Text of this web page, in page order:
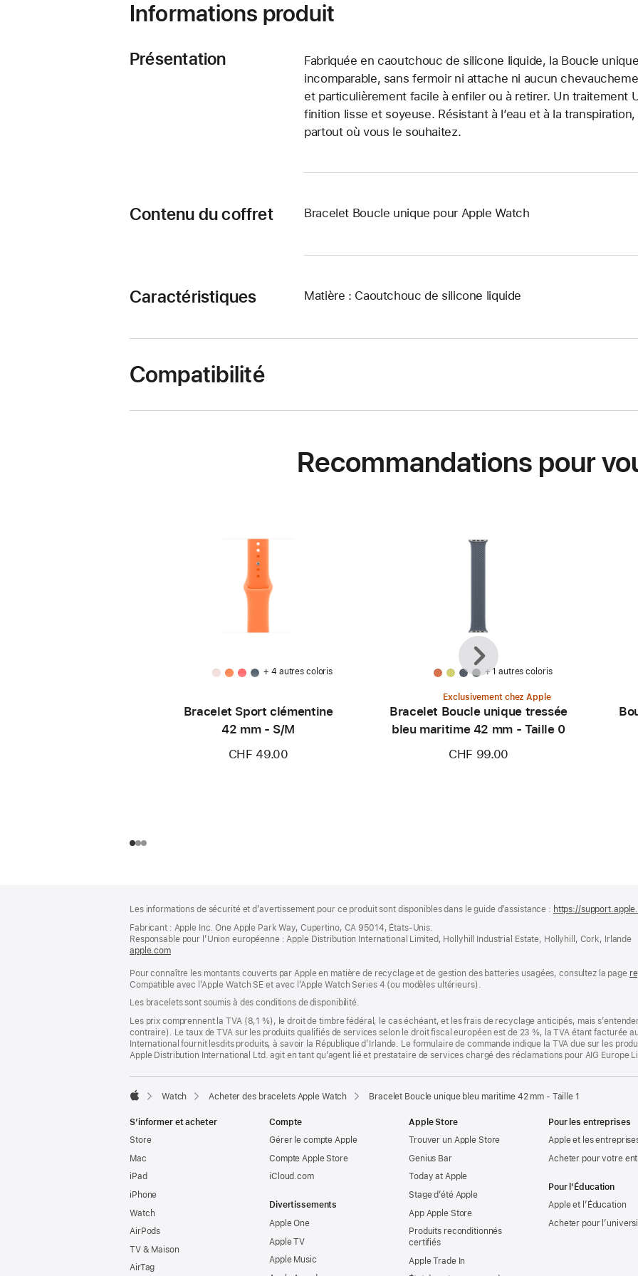
Informations produit
Présentation
Fabriquée en caoutchouc de silicone liquide, la Boucle
incomparable, sans fermoir ni attache ni aucun
et particulièrement facile à enfiler ou à retirer. Un traitement
finition lisse et soyeuse. Résistant à l’eau et à la
partout où vous le souhaitez.
Contenu du coffret Bracelet Boucle unique pour Apple Watch
Caractéristiques Matière : Caoutchouc de silicone liquide
Compatibilité
Recommandations pour
+ 4 autres coloris
Bracelet Sport clémentine
42 mm - S/M
CHF 49.00
+ 1 autres coloris
Exclusivement chez Apple
Bracelet Boucle unique tressée
bleu maritime 42 mm - Taille 0
CHF 99.00
Précédent
Suivant
de
page
de
bas
de
page
Les informations de sécurité et d’avertissement pour ce produit sont disponibles dans le guide d’assistance : https://
Fabricant : Apple Inc. One Apple Park Way, Cupertino, CA 95014, États-Unis.
Responsable pour l’Union européenne : Apple Distribution International Limited, Hollyhill Industrial Estate, Hollyhill, Cork, Irlande
apple.com(s’ouvre
une
nouvelle
Pour connaître les montants couverts par Apple en matière de recyclage et de gestion des batteries usagées, consultez la page
Compatible avec l’Apple Watch SE et avec l’Apple Watch Series 4 (ou modèles ultérieurs).
Les bracelets sont soumis à des conditions de disponibilité.
Les prix comprennent la TVA (8,1 %), le droit de timbre fédéral, le cas échéant, et les frais de recyclage anticipés, mais
contraire). Le taux de TVA sur les produits qualifiés de services selon le droit fiscal européen est de 23 %, la TVA étant facturée
International fournit lesdits produits, à savoir la République d’Irlande. Le formulaire de commande indique la TVA due sur les
Apple Distribution International Ltd. agit en tant qu’agent lié et prestataire de services chargé des réclamations pour AIG Europe
Watch Acheter des bracelets Apple Watch Bracelet Boucle unique bleu maritime 42 mm - Taille 1
S’informer et acheter
Store
Mac
iPad
iPhone
Watch
AirPods
TV & Maison
AirTag
Compte
Gérer le compte Apple
Compte Apple Store
iCloud.com
Divertissements
Apple One
Apple TV
Apple Music
Apple Store
Trouver un Apple Store
Genius Bar
Today at Apple
Stage d’été Apple
App Apple Store
Produits reconditionnés
certifiés
Apple Trade In
Pour les entreprises
Apple et les
Acheter pour votre
Pour l’Éducation
Apple et l’Éducation
Acheter pour